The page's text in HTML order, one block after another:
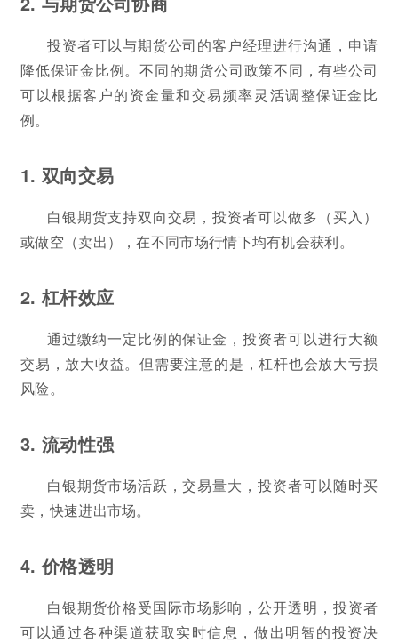
投资者可以与期货公司的客户经理进行沟通，申请
降低保证金比例。不同的期货公司政策不同，有些公司
可以根据客户的资金量和交易频率灵活调整保证金比
例。
1. 双向交易
白银期货支持双向交易，投资者可以做多（买入）
或做空（卖出），在不同市场行情下均有机会获利。
2. 杠杆效应
通过缴纳一定比例的保证金，投资者可以进行大额
交易，放大收益。但需要注意的是，杠杆也会放大亏损
风险。
3. 流动性强
白银期货市场活跃，交易量大，投资者可以随时买
卖，快速进出市场。
4. 价格透明
白银期货价格受国际市场影响，公开透明，投资者
可以通过各种渠道获取实时信息，做出明智的投资决